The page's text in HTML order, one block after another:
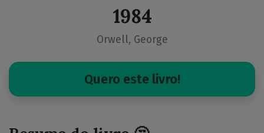
1984
Orwell, George
Quero este livro!